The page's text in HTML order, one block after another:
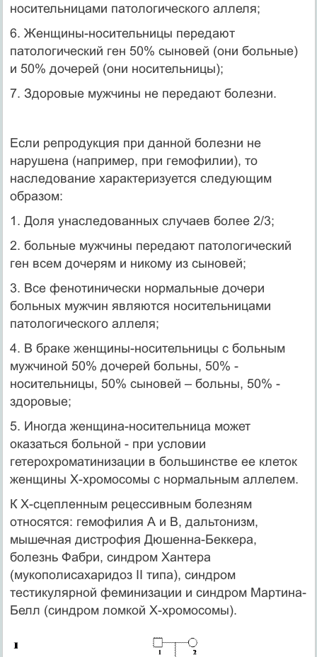
носительницами патологического аллеля;
6. Женщины-носительницы передают
патологический ген 50% сыновей (они больные)
и 50% дочерей (они носительницы);
7. Здоровые мужчины не передают болезни.
Если репродукция при данной болезни не
нарушена (например, при гемофилии), то
наследование характеризуется следующим
образом:
1. Доля унаследованных случаев более 2/3;
2. больные мужчины передают патологический
ген всем дочерям и никому из сыновей;
3. Все фенотинически нормальные дочери
больных мужчин являются носительницами
патологического аллеля;
4. В браке женщины-носительницы с больным
мужчиной 50% дочерей больны, 50% -
носительницы, 50% сыновей – больны, 50% -
здоровые;
5. Иногда женщина-носительница может
оказаться больной - при условии
гетерохроматинизации в большинстве ее клеток
женщины Х-хромосомы с нормальным аллелем.
К Х-сцепленным рецессивным болезням
относятся: гемофилия А и В, дальтонизм,
мышечная дистрофия Дюшенна-Беккера,
болезнь Фабри, синдром Хантера
(мукополисахаридоз II типа), синдром
тестикулярной феминизации и синдром Мартина-
Белл (синдром ломкой Х-хромосомы).